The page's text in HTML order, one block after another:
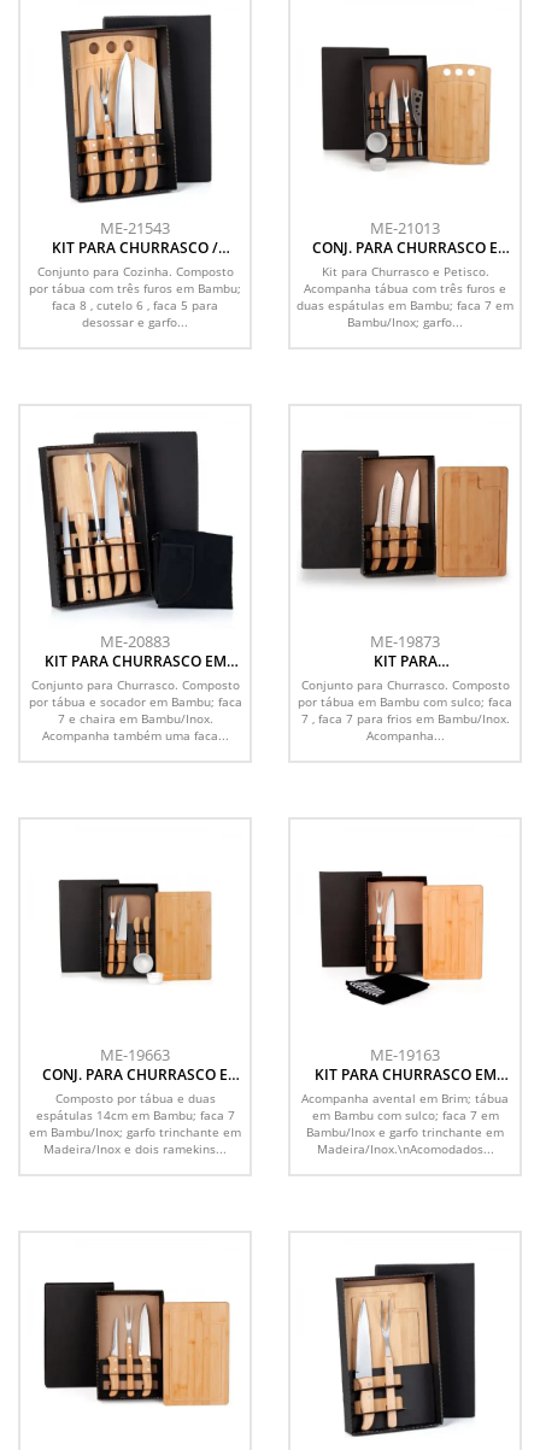
ME-21543
KIT PARA CHURRASCO /
COZINHA EM BAMBU /
MADEIRA / INOX - 5 PÇS
Conjunto para Cozinha. Composto
por tábua com três furos em Bambu;
faca 8 , cutelo 6 , faca 5 para
desossar e garfo...
ME-21013
CONJ. PARA CHURRASCO E
PETISCO EM BAMBU /
MADEIRA / INOX - 2 EM 1
Kit para Churrasco e Petisco.
Acompanha tábua com três furos e
duas espátulas em Bambu; faca 7 em
Bambu/Inox; garfo...
ME-20883
KIT PARA CHURRASCO EM
BAMBU / MADEIRA / INOX
COM AVENTAL- 8 PÇS
Conjunto para Churrasco. Composto
por tábua e socador em Bambu; faca
7 e chaira em Bambu/Inox.
Acompanha também uma faca...
ME-19873
KIT PARA
CHURRASCO/COZINHA EM
BAMBU / MADEIRA / INOX - 4
PÇS
Conjunto para Churrasco. Composto
por tábua em Bambu com sulco; faca
7 , faca 7 para frios em Bambu/Inox.
Acompanha...
ME-19663
CONJ. PARA CHURRASCO E
PETISCO EM BAMBU /
MADEIRA / PORCELANA - 7 PÇS
Composto por tábua e duas
espátulas 14cm em Bambu; faca 7
em Bambu/Inox; garfo trinchante em
Madeira/Inox e dois ramekins...
ME-19163
KIT PARA CHURRASCO EM
BAMBU / MADEIRA / INOX
COM AVENTAL - 4 PÇS
Acompanha avental em Brim; tábua
em Bambu com sulco; faca 7 em
Bambu/Inox e garfo trinchante em
Madeira/Inox.\nAcomodados...